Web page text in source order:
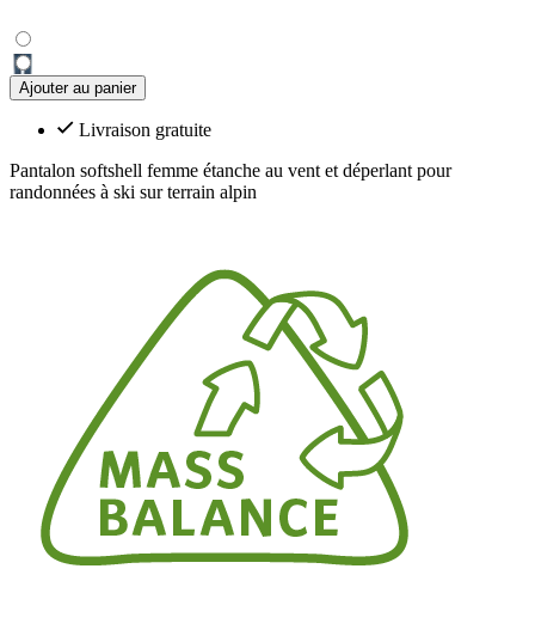
Ajouter au panier
Livraison gratuite
Pantalon softshell femme étanche au vent et déperlant pour
randonnées à ski sur terrain alpin